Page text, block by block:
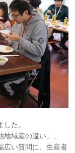
た。
域産の違い」、
広い質問に、生産者